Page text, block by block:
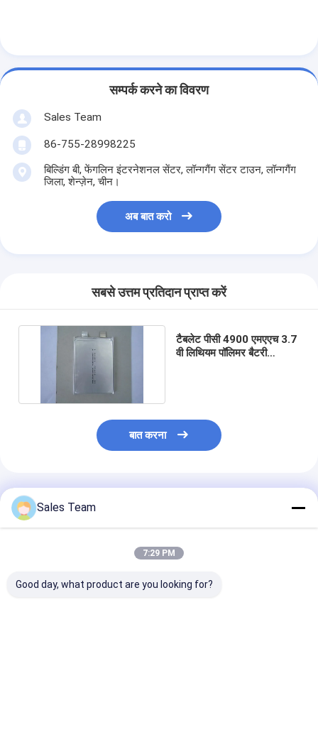
एनआईसीडी रिचार्जेबल बैटरी
एलसीडी बैटरी चार्जर
रिचार्जेबल फ्लैशलाइट बैटरी
आपातकालीन प्रकाश बैटरी
ली Mno2 बैटरी
ली Socl2 बैटरी
प्राथमिक लिथियम बैटरी
हाइब्रिड कार बैटरी
सम्पर्क करने का विवरण
Sales Team
86-755-28998225
बिल्डिंग बी, फेंगलिन इंटरनेशनल सेंटर, लॉन्गगैंग सेंटर टाउन, लॉन्गगैंग
जिला, शेन्ज़ेन, चीन।
अब बात करो
सबसे उत्तम प्रतिदान प्राप्त करें
टैबलेट पीसी 4900 एमएएच 3.7
वी लिथियम पॉलिमर बैटरी
बात करना
अनुशंसित उत्पाद
Sales Team
7:29 PM
Good day, what product are you looking for?